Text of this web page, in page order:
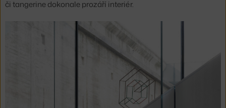
či tangerine dokonale prozáří interiér.